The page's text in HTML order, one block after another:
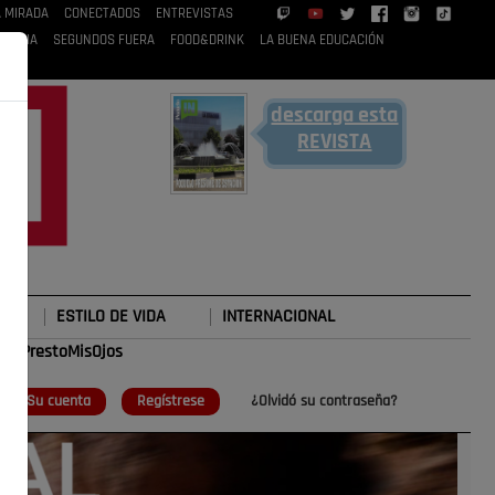
MIRADA CONECTADOS
ENTREVISTAS
RUBIA
SEGUNDOS FUERA FOOD&DRINK LA BUENA EDUCACIÓN
descarga esta
REVISTA
ESTILO DE VIDA INTERNACIONAL
Su cuenta Regístrese ¿Olvidó su contraseña?